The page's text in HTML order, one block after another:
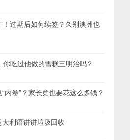
！过期后如何续签？久别澳洲也
吃过他做的雪糕三明治吗？
内卷”？家长竟也要花这么多钱？
利语讲讲垃圾回收